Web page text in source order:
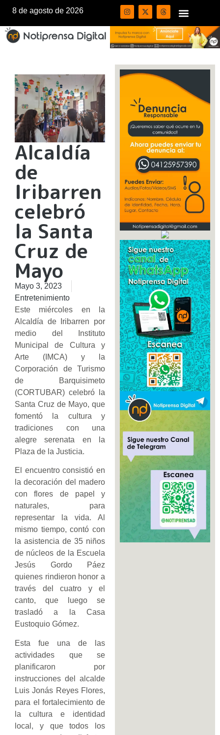
8 de agosto de 2026
Alcaldía
de
Iribarren
celebró
la Santa
Cruz de
Mayo
Mayo 3, 2023
Entretenimiento
Este miércoles en la
Alcaldía de Iribarren por
medio del Instituto
Municipal de Cultura y
Arte (IMCA) y la
Corporación de Turismo
de Barquisimeto
(CORTUBAR) celebró la
Santa Cruz de Mayo, que
fomentó la cultura y
tradiciones con una
alegre serenata en la
Plaza de la Justicia.
El encuentro consistió en
la decoración del madero
con flores de papel y
naturales, para
representar la vida. Al
mismo tiempo, contó con
la asistencia de 35 niños
de núcleos de la Escuela
Jesús Gordo Páez
quienes rindieron honor a
través del cuatro y el
canto, que luego se
trasladó a la Casa
Eustoquio Gómez.
Esta fue una de las
actividades que se
planificaron por
instrucciones del alcalde
Luis Jonás Reyes Flores,
para el fortalecimiento de
la cultura e identidad
local, y que todos los